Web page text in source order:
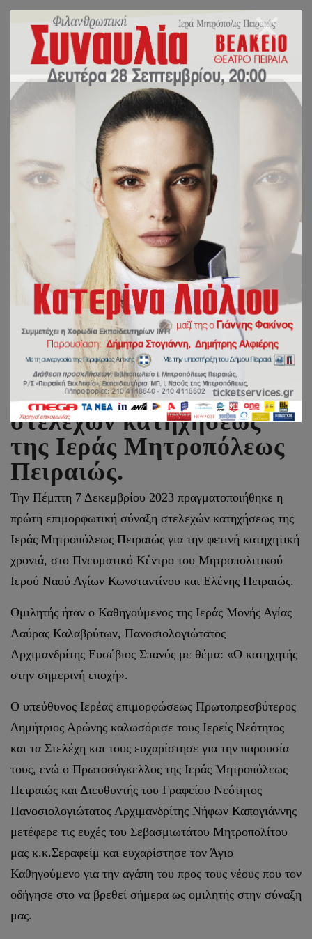
Σύναξη επιμόρφωσης
στελεχών κατηχήσεως
της Ιεράς Μητροπόλεως
Πειραιώς.
Την Πέμπτη 7 Δεκεμβρίου 2023 πραγματοποιήθηκε η
πρώτη επιμορφωτική σύναξη στελεχών κατηχήσεως της
Ιεράς Μητροπόλεως Πειραιώς για την φετινή κατηχητική
χρονιά, στο Πνευματικό Κέντρο του Μητροπολιτικού
Ιερού Ναού Αγίων Κωνσταντίνου και Ελένης Πειραιώς.
Ομιλητής ήταν ο Καθηγούμενος της Ιεράς Μονής Αγίας
Λαύρας Καλαβρύτων, Πανοσιολογιώτατος
Αρχιμανδρίτης Ευσέβιος Σπανός με θέμα: «Ο κατηχητής
στην σημερινή εποχή».
Ο υπεύθυνος Ιερέας επιμορφώσεως Πρωτοπρεσβύτερος
Δημήτριος Αρώνης καλωσόρισε τους Ιερείς Νεότητος
και τα Στελέχη και τους ευχαρίστησε για την παρουσία
τους, ενώ ο Πρωτοσύγκελλος της Ιεράς Μητροπόλεως
Πειραιώς και Διευθυντής του Γραφείου Νεότητος
Πανοσιολογιώτατος Αρχιμανδρίτης Νήφων Καπογιάννης
μετέφερε τις ευχές του Σεβασμιωτάτου Μητροπολίτου
μας κ.κ.Σεραφείμ και ευχαρίστησε τον Άγιο
Καθηγούμενο για την αγάπη του προς τους νέους που τον
οδήγησε στο να βρεθεί σήμερα ως ομιλητής στην σύναξη
μας.